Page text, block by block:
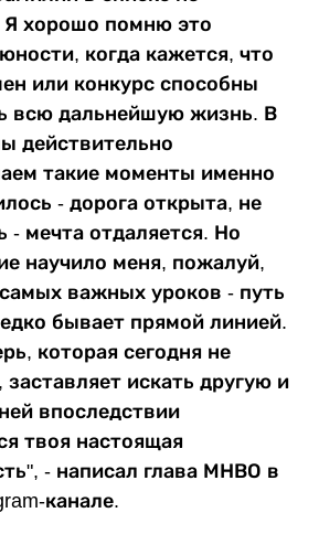
Я хорошо помню это
когда кажется, что
или конкурс способны
всю дальнейшую жизнь. В
действительно
такие моменты именно
- дорога открыта, не
- мечта отдаляется. Но
научило меня, пожалуй,
важных уроков - путь
бывает прямой линией.
которая сегодня не
заставляет искать другую и
впоследствии
твоя настоящая
- написал глава МНВО в
канале.